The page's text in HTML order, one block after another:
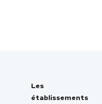
Les
établissements